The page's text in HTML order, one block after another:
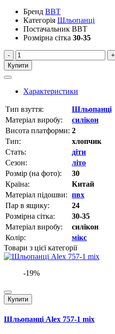
Бренд BBT
Категорія Шльопанці
Постачальник BBT
Розмірна сітка 30-35
-
+
Купити
Характеристики
Тип взуття:
Шльопанці
Матеріал виробу:
силікон
Висота платформи: 2
Тип:
хлопчик
Стать:
діти
Сезон:
літо
Розмір (на фото):
30
Країна:
Китай
Матеріал підошви: пвх
Пар в ящику:
24
Розмірна сітка:
30-35
Матеріал виробу:
силікон
Колір:
мікс
Товари з цієї категорії
-19%
Купити
Шльопанці Alex 757-1 mix